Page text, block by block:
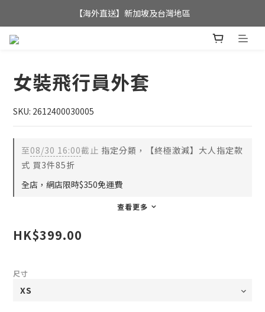
全店滿$350，即可享港澳地區免運費;
【海外直送】新加坡及台灣地區
女裝飛行員外套
SKU: 2612400030005
至08/30 16:00截止 指定分類，【終極激減】大人指定款
式 買3件85折
全店，網店限時$350免運費
查看更多
HK$399.00
尺寸